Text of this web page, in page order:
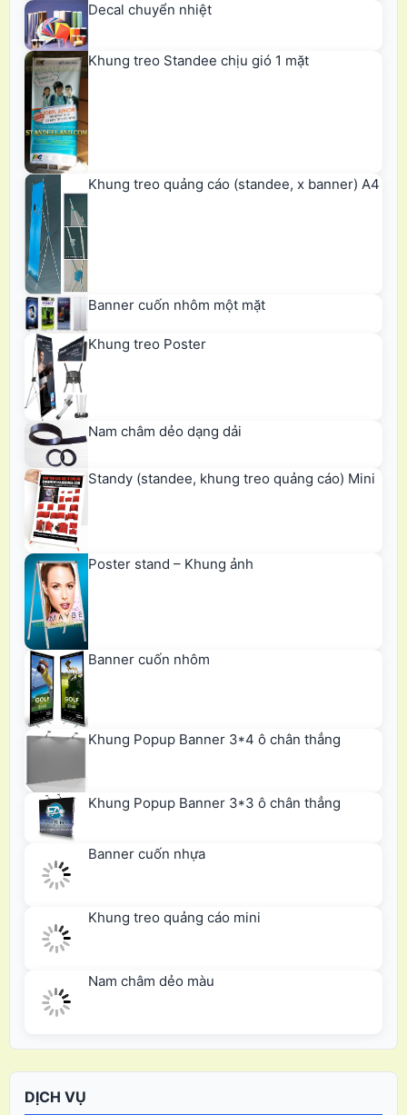
Decal chuyển nhiệt
Khung treo Standee chịu gió 1 mặt
Khung treo quảng cáo (standee, x banner) A4
Banner cuốn nhôm một mặt
Khung treo Poster
Nam châm dẻo dạng dải
Standy (standee, khung treo quảng cáo) Mini
Poster stand – Khung ảnh
Banner cuốn nhôm
Khung Popup Banner 3*4 ô chân thẳng
Khung Popup Banner 3*3 ô chân thẳng
Banner cuốn nhựa
Khung treo quảng cáo mini
DỊCH VỤ